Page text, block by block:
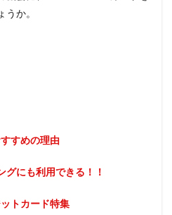
か。
すめの理由
にも利用できる！！
トカード特集